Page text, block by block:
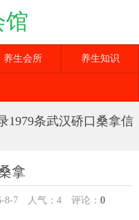
馆
养生会所 养生知识
1979条武汉硚口桑拿信
拿
8-7 人气： 4评论： 0